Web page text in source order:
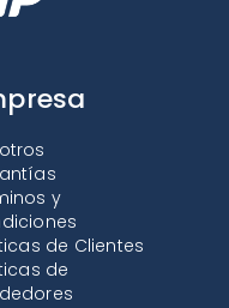
y
de Clientes
de